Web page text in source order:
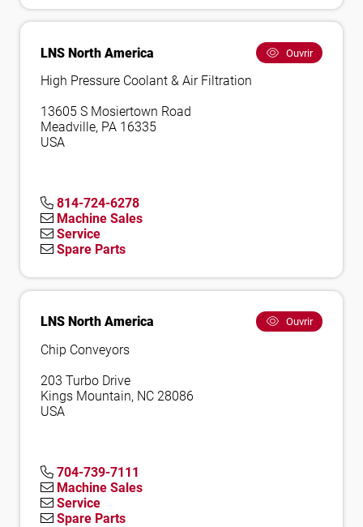
LNS North America Ouvrir
High Pressure Coolant & Air Filtration
13605 S Mosiertown Road
Meadville, PA 16335
USA
814-724-6278
Machine Sales
Service
Spare Parts
LNS North America Ouvrir
Chip Conveyors
203 Turbo Drive
Kings Mountain, NC 28086
USA
704-739-7111
Machine Sales
Service
Spare Parts